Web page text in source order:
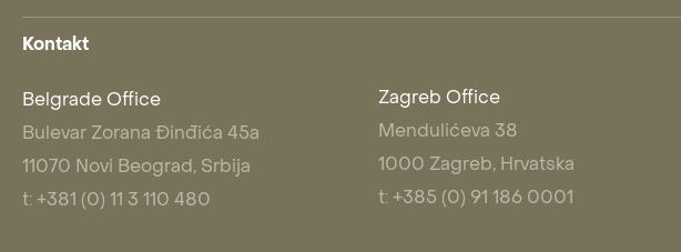
Kontakt
Belgrade Office
Bulevar Zorana Đinđića 45a
11070 Novi Beograd, Srbija
t: +381 (0) 11 3 110 480
Zagreb Office
Mendulićeva 38
1000 Zagreb, Hrvatska
t: +385 (0) 91 186 0001